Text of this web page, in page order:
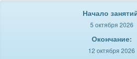
Начало
5 октября 2026
Окончание:
12 октября 2026